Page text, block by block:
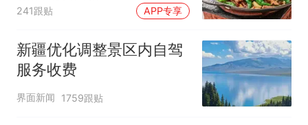
241跟贴
APP专享
新疆优化调整景区内自驾
服务收费
界面新闻 1759跟贴